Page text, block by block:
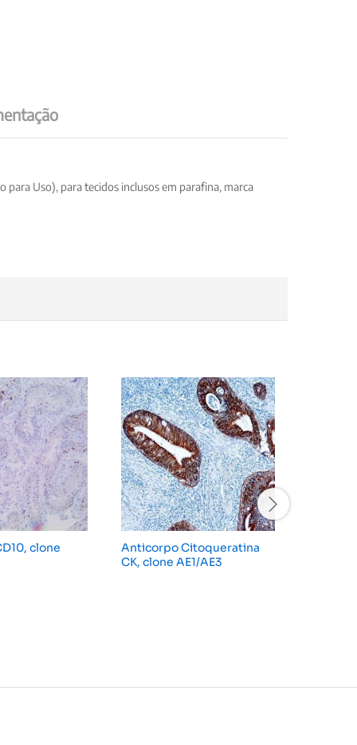
para Uso), para tecidos inclusos em parafina, marca
clone
Anticorpo Citoqueratina
CK, clone AE1/AE3